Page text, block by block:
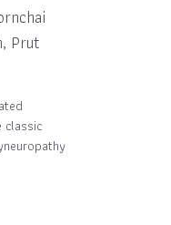
Prut
classic